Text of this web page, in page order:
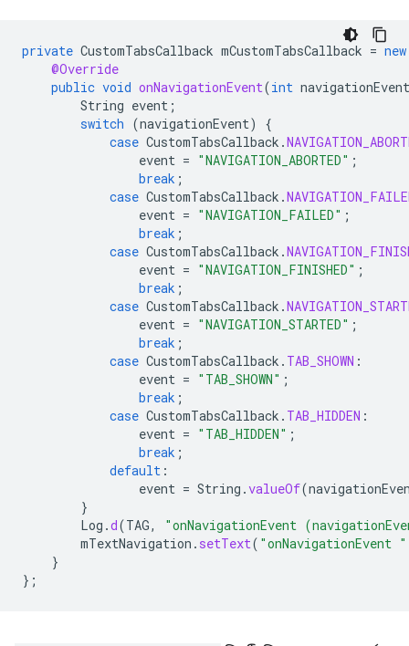
private CustomTabsCallback mCustomTabsCallback = new
@Override
public void onNavigationEvent(int navigationEvent
String event ;
switch (navigationEvent)
{
case CustomTabsCallback .
event = "NAVIGATION_ABORTED" ;
break ;
case CustomTabsCallback .
event = "NAVIGATION_FAILED" ;
break ;
case CustomTabsCallback .
event = "NAVIGATION_FINISHED" ;
break ;
case CustomTabsCallback .
event = "NAVIGATION_STARTED" ;
break ;
case CustomTabsCallback . TAB_SHOWN :
event = "TAB_SHOWN" ;
break ;
case CustomTabsCallback . TAB_HIDDEN :
event = "TAB_HIDDEN" ;
break ;
default :
event = String .valueOf(
}
Log .d(TAG,
"onNavigationEvent
mTextNavigation . setText( "onNavigationEvent "
}
};